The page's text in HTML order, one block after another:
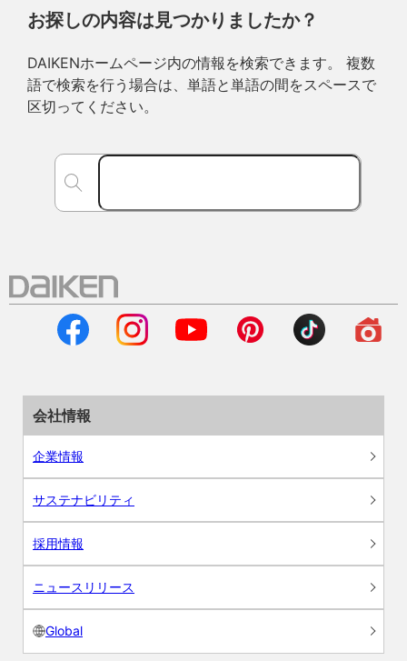
お探しの内容は見つかりましたか？
DAIKENホームページ内の情報を検索できます。 複数
語で検索を行う場合は、単語と単語の間をスペースで
区切ってください。
会社情報
企業情報
サステナビリティ
採用情報
ニュースリリース
Global